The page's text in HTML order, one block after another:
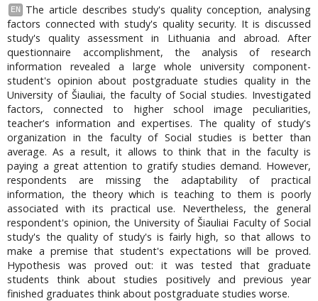
EN
The article describes study's quality conception, analysing
factors connected with study's quality security. It is discussed
study's quality assessment in Lithuania and abroad. After
questionnaire accomplishment, the analysis of research
information revealed a large whole university component-
student's opinion about postgraduate studies quality in the
University of Šiauliai, the faculty of Social studies. Investigated
factors, connected to higher school image peculiarities,
teacher's information and expertises. The quality of study's
organization in the faculty of Social studies is better than
average. As a result, it allows to think that in the faculty is
paying a great attention to gratify studies demand. However,
respondents are missing the adaptability of practical
information, the theory which is teaching to them is poorly
associated with its practical use. Nevertheless, the general
respondent's opinion, the University of Šiauliai Faculty of Social
study's the quality of study's is fairly high, so that allows to
make a premise that student's expectations will be proved.
Hypothesis was proved out: it was tested that graduate
students think about studies positively and previous year
finished graduates think about postgraduate studies worse.